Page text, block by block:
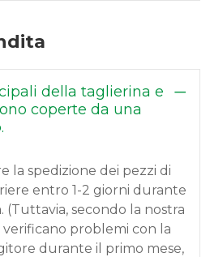
della taglierina e
coperte da una
la spedizione dei pezzi di
entro 1-2 giorni durante
(Tuttavia, secondo la nostra
verificano problemi con la
durante il primo mese,